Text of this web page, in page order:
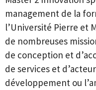
management de la
l’Université Pierre et
de nombreuses
de conception et
de services et
développement ou